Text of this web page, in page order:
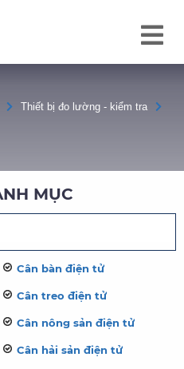
Thiết bị đo lường - kiểm tra
MỤC
Cân bàn điện tử
Cân treo điện tử
Cân nông sản điện tử
Cân hải sản điện tử